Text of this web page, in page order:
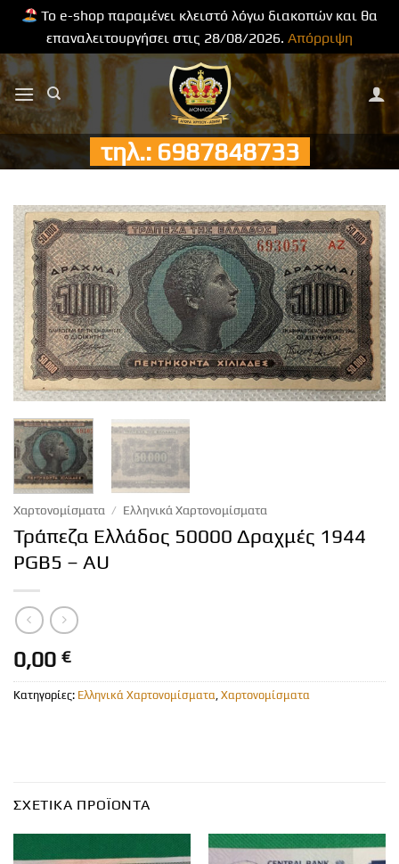
Το e-shop παραμένει κλειστό λόγω διακοπών και θα
επαναλειτουργήσει στις 28/08/2026. Απόρριψη
Μετάβαση
στο
περιεχόμενο
τηλ.: 6987848733
Χαρτονομίσματα / Ελληνικά Χαρτονομίσματα
Τράπεζα Ελλάδος 50000 Δραχμές 1944
PGB5 – AU
0,00 €
Κατηγορίες: Ελληνικά Χαρτονομίσματα Χαρτονομίσματα
ΣΧΕΤΙΚΆ ΠΡΟΪΌΝΤΑ